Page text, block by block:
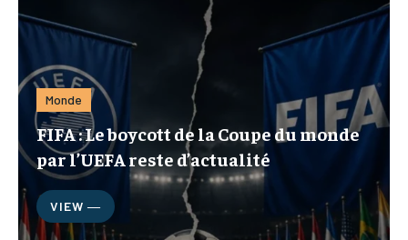
Monde
FIFA : Le boycott de la Coupe du monde
par l’UEFA reste d’actualité
VIEW ―